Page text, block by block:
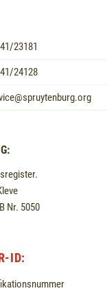
23181
24128
Nr. 5050
ID: